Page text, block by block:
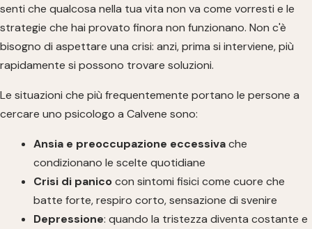
senti che qualcosa nella tua vita non va come vorresti e le
strategie che hai provato finora non funzionano. Non c'è
bisogno di aspettare una crisi: anzi, prima si interviene, più
rapidamente si possono trovare soluzioni.
Le situazioni che più frequentemente portano le persone a
cercare uno psicologo a Calvene sono:
Ansia e preoccupazione eccessivache
condizionano le scelte quotidiane
Crisi di panicocon sintomi fisici come cuore che
batte forte, respiro corto, sensazione di svenire
Depressione: quando la tristezza diventa costante e